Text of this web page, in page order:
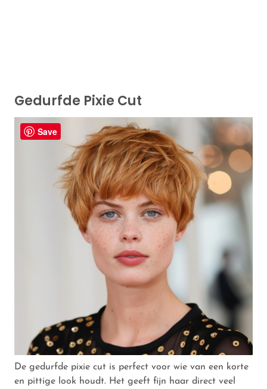
Gedurfde Pixie Cut
De gedurfde pixie cut is perfect voor wie van een korte
en pittige look houdt. Het geeft fijn haar direct veel
Save